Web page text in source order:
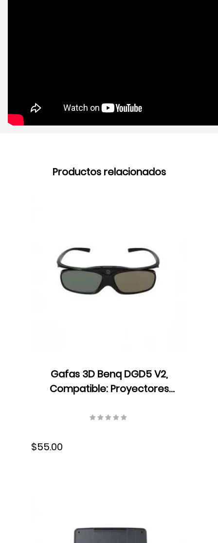
Productos relacionados
Gafas 3D Benq DGD5 V2,
Compatible: Proyectores
3.7 V, 110mA, 5J.J9H25.002
$55.00